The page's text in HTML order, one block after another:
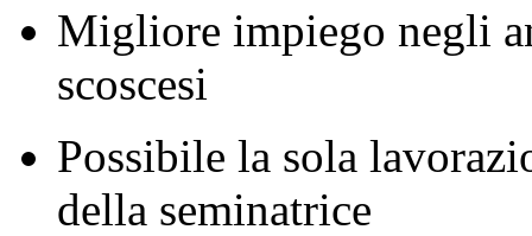
Migliore impiego negli
scoscesi
Possibile la sola
della seminatrice